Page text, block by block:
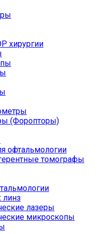
хирургии
(Форопторы)
офтальмологии
томографы
линз
лазеры
микроскопы